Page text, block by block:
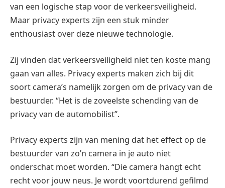
van een logische stap voor de verkeersveiligheid.
Maar privacy experts zijn een stuk minder
enthousiast over deze nieuwe technologie.
Zij vinden dat verkeersveiligheid niet ten koste mang
gaan van alles. Privacy experts maken zich bij dit
soort camera’s namelijk zorgen om de privacy van de
bestuurder. “Het is de zoveelste schending van de
privacy van de automobilist”.
Privacy experts zijn van mening dat het effect op de
bestuurder van zo’n camera in je auto niet
onderschat moet worden. “Die camera hangt echt
recht voor jouw neus. Je wordt voortdurend gefilmd